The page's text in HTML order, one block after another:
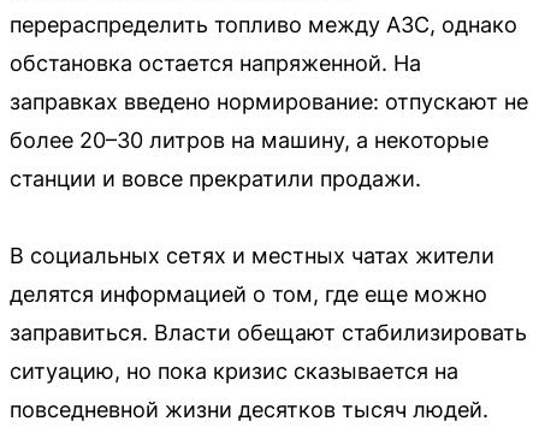
перераспределить топливо между АЗС, однако
обстановка остается напряженной. На
заправках введено нормирование: отпускают не
более 20–30 литров на машину, а некоторые
станции и вовсе прекратили продажи.
В социальных сетях и местных чатах жители
делятся информацией о том, где еще можно
заправиться. Власти обещают стабилизировать
ситуацию, но пока кризис сказывается на
повседневной жизни десятков тысяч людей.